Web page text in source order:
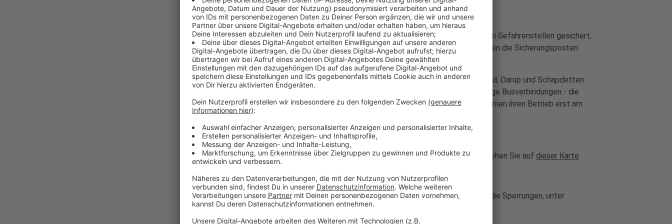
Mit speziellen Sicherungsposten haben die Städte und Gemeinden Gefahrenstellen gesichert,
wie beispielsweise bei Verkehrsinseln. Kommt ein Radfahrer, warnen die Sicherungsposten
diesen mit einem Pfiff aus der Trillerpfeife.
Durch das Rennen kommt es unter anderem in Billerbeck, Coesfeld, Darup und Schapdetten
immer wieder zu Verkehrsbehinderungen. Betroffen sind auch einige Busverbindungen - die
Linien R81 Coesfeld/Burgsteinfurt und R61 Coesfeld/Vreden nehmen ihren Betrieb erst am
Wann die Radfahrerinnen und Radfahrer voraussichtlich wo sind, sehen Sie auf dieser Karte.
Die Routen der unterschiedlichen Leistungsklassen sehen Sie .
Die Städte und Gemeinden informieren auf ihren Webseiten über die Sperrungen, unter
anderem inHavixbeck,